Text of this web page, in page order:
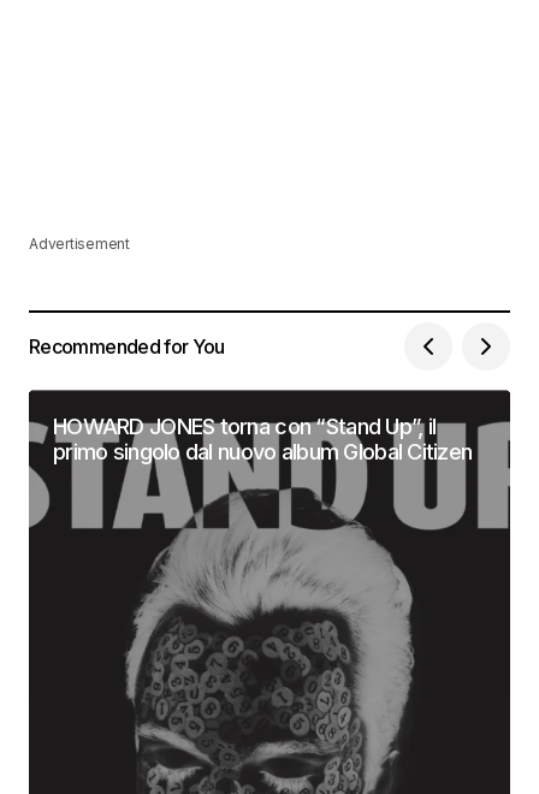
Advertisement
Recommended for You
HOWARD JONES torna con “Stand Up”, il
primo singolo dal nuovo album Global Citizen